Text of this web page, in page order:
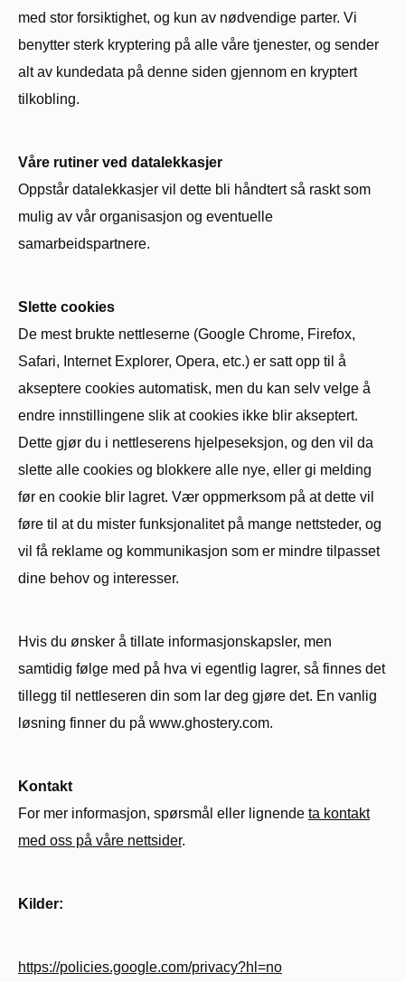
med stor forsiktighet, og kun av nødvendige parter. Vi
benytter sterk kryptering på alle våre tjenester, og sender
alt av kundedata på denne siden gjennom en kryptert
tilkobling.
Våre rutiner ved datalekkasjer
Oppstår datalekkasjer vil dette bli håndtert så raskt som
mulig av vår organisasjon og eventuelle
samarbeidspartnere.
Slette cookies
De mest brukte nettleserne (Google Chrome, Firefox,
Safari, Internet Explorer, Opera, etc.) er satt opp til å
akseptere cookies automatisk, men du kan selv velge å
endre innstillingene slik at cookies ikke blir akseptert.
Dette gjør du i nettleserens hjelpeseksjon, og den vil da
slette alle cookies og blokkere alle nye, eller gi melding
før en cookie blir lagret. Vær oppmerksom på at dette vil
føre til at du mister funksjonalitet på mange nettsteder, og
vil få reklame og kommunikasjon som er mindre tilpasset
dine behov og interesser.
Hvis du ønsker å tillate informasjonskapsler, men
samtidig følge med på hva vi egentlig lagrer, så finnes det
tillegg til nettleseren din som lar deg gjøre det. En vanlig
løsning finner du på www.ghostery.com.
Kontakt
For mer informasjon, spørsmål eller lignende ta kontakt
med oss på våre nettsider.
Kilder:
https://policies.google.com/privacy?hl=no